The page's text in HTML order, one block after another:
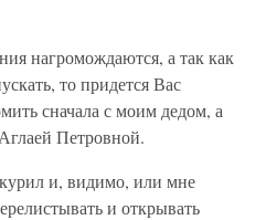
нагромождаются, а так как
то придется Вас
сначала с моим дедом, а
Петровной.
и, видимо, или мне
и открывать